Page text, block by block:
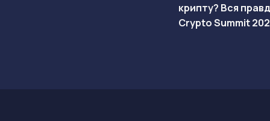
крипту? Вся
Crypto Summit